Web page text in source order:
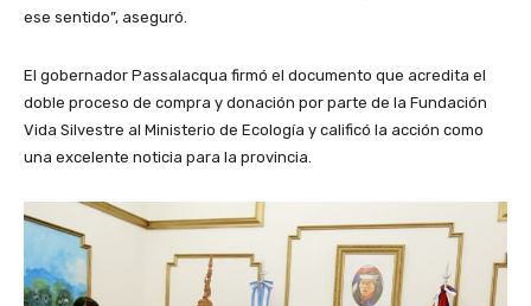
ese sentido”, aseguró.
El gobernador Passalacqua firmó el documento que acredita el
doble proceso de compra y donación por parte de la Fundación
Vida Silvestre al Ministerio de Ecología y calificó la acción como
una excelente noticia para la provincia.